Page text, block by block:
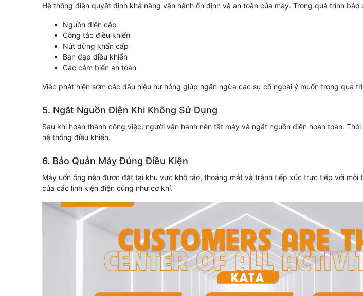
Hệ thống điện quyết định khả năng vận hành ổn định và an toàn của máy. Trong quá trình bảo
Nguồn điện cấp
Công tắc điều khiển
Nút dừng khẩn cấp
Bàn đạp điều khiển
Các cảm biến an toàn
Việc phát hiện sớm các dấu hiệu hư hỏng giúp ngăn ngừa các sự cố ngoài ý muốn trong quá
5. Ngắt Nguồn Điện Khi Không Sử Dụng
Sau khi hoàn thành công việc, người vận hành nên tắt máy và ngắt nguồn điện hoàn toàn.
hệ thống điều khiển.
6. Bảo Quản Máy Đúng Điều Kiện
Máy uốn ống nên được đặt tại khu vực khô ráo, thoáng mát và tránh tiếp xúc trực tiếp với
của các linh kiện điện cũng như cơ khí.